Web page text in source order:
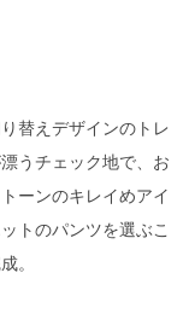
替えデザインのトレ
うチェック地で、お
ーンのキレイめアイ
トのパンツを選ぶこ
。